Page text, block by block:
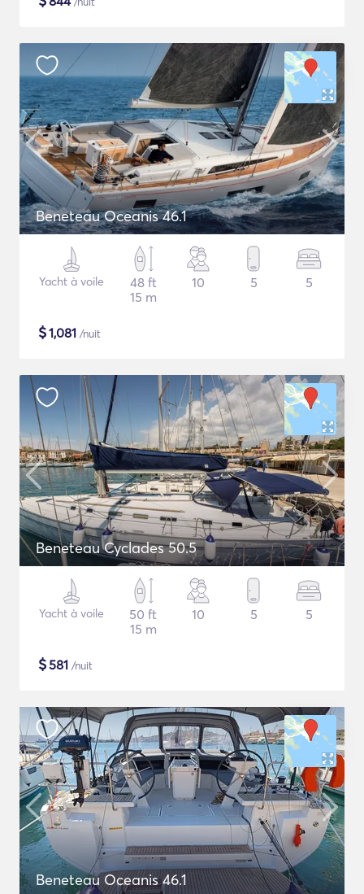
Beneteau Oceanis 46.1
Yacht à voile
48 ft
15 m
10 5 5
$1,081 /nuit
Beneteau Cyclades 50.5
Yacht à voile
50 ft
15 m
10 5 5
$581 /nuit
Beneteau Oceanis 46.1